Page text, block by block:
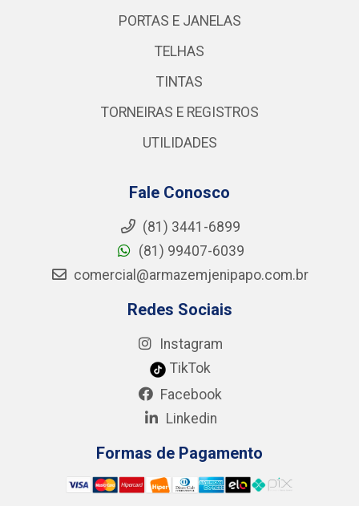
PORTAS E JANELAS
TELHAS
TINTAS
TORNEIRAS E REGISTROS
UTILIDADES
Fale Conosco
(81) 3441-6899
(81) 99407-6039
comercial@armazemjenipapo.com.br
Redes Sociais
Instagram
TikTok
Facebook
Linkedin
Formas de Pagamento